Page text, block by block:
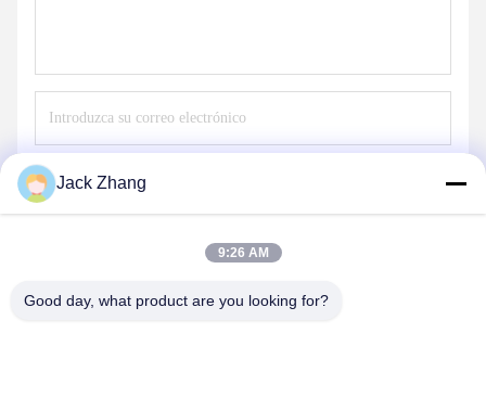
Jack Zhang
9:26 AM
Good day, what product are you looking for?